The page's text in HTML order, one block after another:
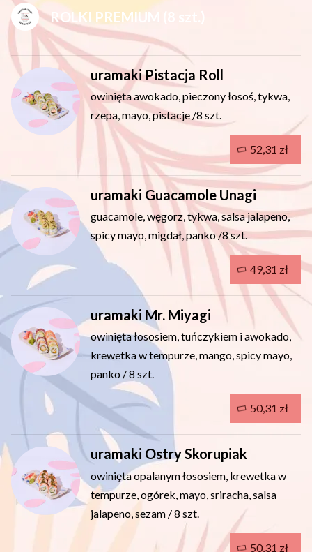
ROLKI PREMIUM (8 szt.)
uramaki Pistacja Roll
owinięta awokado, pieczony łosoś, tykwa,
rzepa, mayo, pistacje /8 szt.
uramaki Guacamole Unagi
guacamole, węgorz, tykwa, salsa jalapeno,
spicy mayo, migdał, panko /8 szt.
uramaki Mr. Miyagi
owinięta łososiem, tuńczykiem i awokado,
krewetka w tempurze, mango, spicy mayo,
panko / 8 szt.
uramaki Ostry Skorupiak
owinięta opalanym łososiem, krewetka w
tempurze, ogórek, mayo, sriracha, salsa
jalapeno, sezam / 8 szt.